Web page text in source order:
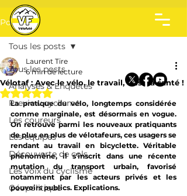
Post
Tous les posts
Analyses & Enquêtes
Preview cyclisme
Les coureurs
Les équipes
Découverte de cols
Les voix du cyclisme
Géopolitique
Tous les posts
Vélotaf : Avec le vélo, le travail, c’est la santé !
Laurent Tire
6 min de lecture
Noté NaN étoiles sur 5.
La pratique du vélo, longtemps considérée
comme marginale, est désormais en vogue.
On retrouve parmi les nouveaux pratiquants
de plus en plus de vélotafeurs, ces usagers se
rendant au travail en bicyclette. Véritable
phénomène, il s’inscrit dans une récente
mutation du transport urbain, favorisé
notamment par les acteurs privés et les
pouvoirs publics. Explications.